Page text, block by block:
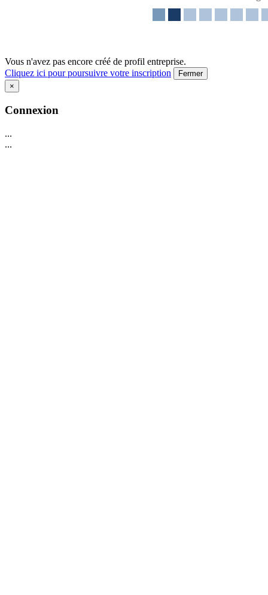
Vous n'avez pas encore créé de profil entreprise.
Cliquez ici pour poursuivre votre inscription
Fermer
×
Connexion
...
...